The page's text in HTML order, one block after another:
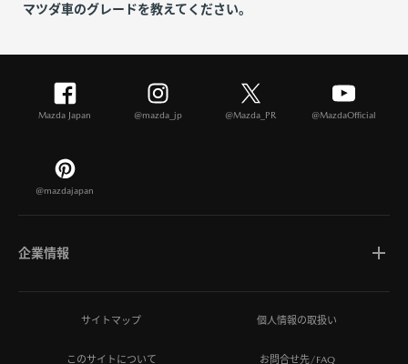
マツダ車のグレードを教えてください。
Mazda Japan @mazda_jp @Mazda_PR @MazdaOfficial
@mazdajapan
企業情報
マツダについてサイトマップ 個人情報の取扱い
このサイトについて お問合せ先/FAQ